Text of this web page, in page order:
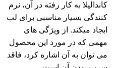
کاندالیلا به کار رفته در آن، نرم
کنندگی بسیار مناسبی برای لب
ایجاد میکند. از ویژگی های
مهمی که در مورد این محصول
می توان به آن اشاره کرد، فاقد